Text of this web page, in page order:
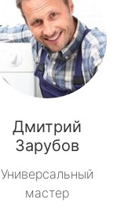
Дмитрий
Зарубов
Универсальный
мастер